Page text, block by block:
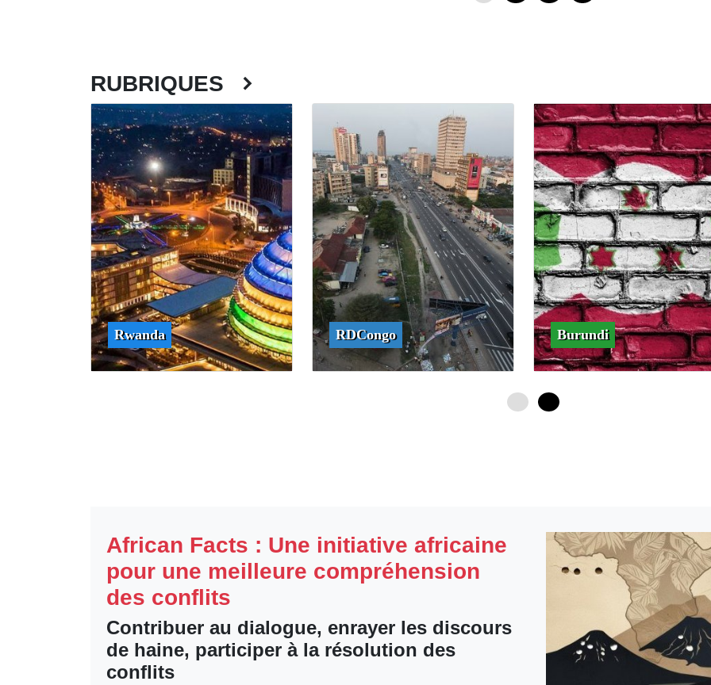
RUBRIQUES
Rwanda RDCongo Burundi
African Facts : Une initiative africaine
pour une meilleure compréhension
des conflits
Contribuer au dialogue, enrayer les discours
de haine, participer à la résolution des
conflits